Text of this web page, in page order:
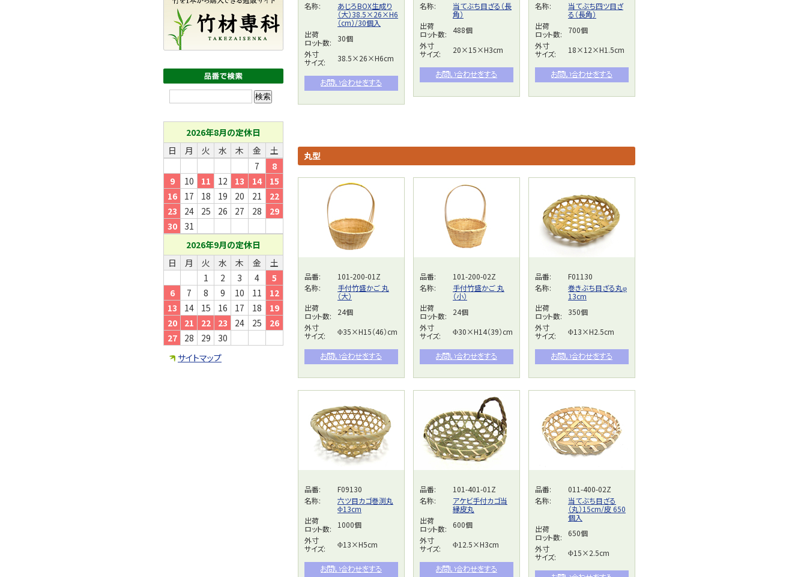
名称:
あじろBOX生成り
（大）38.5×26×H6
（cm）/30個入
出荷
ロット数:
30個
外寸
サイズ:
38.5×26×H6cm
名称:
当てぶち目ざる（長
角）
出荷
ロット数:
488個
外寸
サイズ:
20×15×H3cm
名称:
当てぶち四ツ目ざ
る（長角）
出荷
ロット数:
700個
外寸
サイズ:
18×12×H1.5cm
丸型
品番:
101-200-01Z
名称:
手付竹盛かご 丸
（大）
出荷
ロット数:
24個
外寸
サイズ:
Φ35×H15（46）cm
品番:
101-200-02Z
名称:
手付竹盛かご 丸
（小）
出荷
ロット数:
24個
外寸
サイズ:
Φ30×H14（39）cm
品番:
F01130
名称:
巻きぶち目ざる丸φ
13cm
出荷
ロット数:
350個
外寸
サイズ:
Φ13×H2.5cm
品番:
F09130
名称:
六ツ目カゴ巻渕丸
Φ13cm
出荷
ロット数:
1000個
外寸
サイズ:
Φ13×H5cm
品番:
101-401-01Z
名称:
アケビ手付カゴ当
縁皮丸
出荷
ロット数:
600個
外寸
サイズ:
Φ12.5×H3cm
品番:
011-400-02Z
名称:
当てぶち目ざる
（丸）15cm/皮 650
個入
出荷
ロット数:
650個
外寸
サイズ:
Φ15×2.5cm
2026年8月の定休日
日
月 火 水 木 金
土
7
8
9
10 11 12 13 14
15
16
17 18 19 20 21
22
23
24 25 26 27 28
29
30
31
2026年9月の定休日
日
月 火 水 木 金
土
1
2 3 4
5
6
7 8 9 10 11
12
13
14 15 16 17 18
19
20
21 22 23 24 25
26
27
28 29
30
サイトマップ